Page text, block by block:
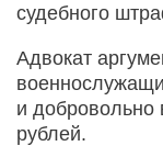
судебного
Адвокат
и добровольно
рублей.